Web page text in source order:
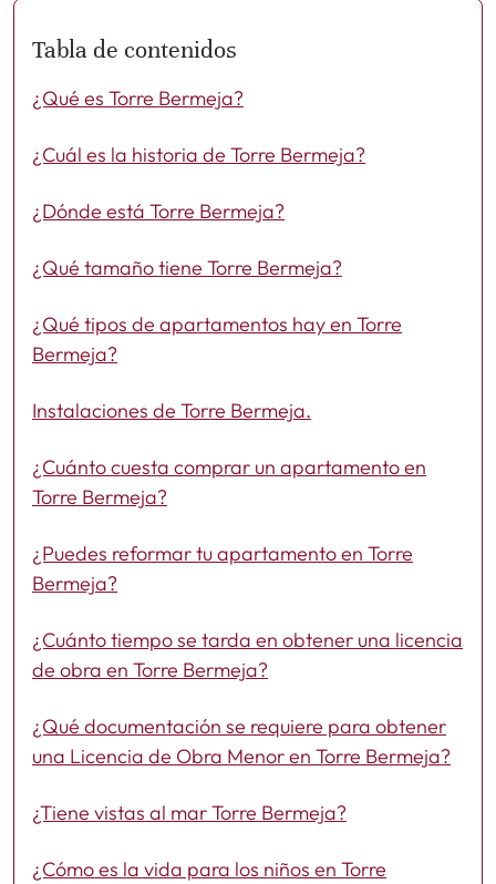
Tabla de contenidos
¿Qué es Torre Bermeja?
¿Cuál es la historia de Torre Bermeja?
¿Dónde está Torre Bermeja?
¿Qué tamaño tiene Torre Bermeja?
¿Qué tipos de apartamentos hay en Torre
Bermeja?
Instalaciones de Torre Bermeja.
¿Cuánto cuesta comprar un apartamento en
Torre Bermeja?
¿Puedes reformar tu apartamento en Torre
Bermeja?
¿Cuánto tiempo se tarda en obtener una licencia
de obra en Torre Bermeja?
¿Qué documentación se requiere para obtener
una Licencia de Obra Menor en Torre Bermeja?
¿Tiene vistas al mar Torre Bermeja?
¿Cómo es la vida para los niños en Torre